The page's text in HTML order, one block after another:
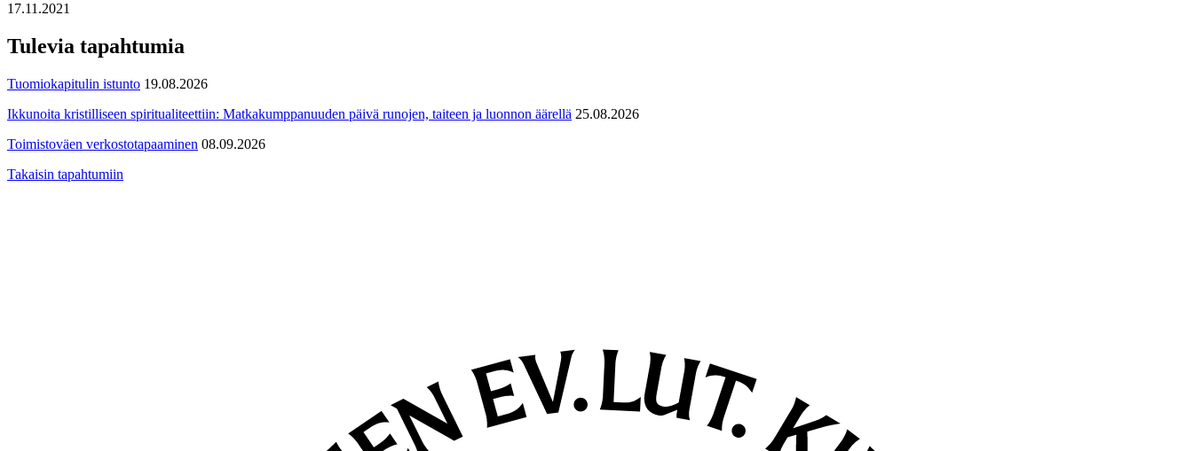
17.11.2021
Tulevia tapahtumia
Tuomiokapitulin istunto 19.08.2026
Ikkunoita kristilliseen spiritualiteettiin: Matkakumppanuuden päivä runojen, taiteen ja luonnon äärellä 25.08.2026
Toimistoväen verkostotapaaminen 08.09.2026
Takaisin tapahtumiin